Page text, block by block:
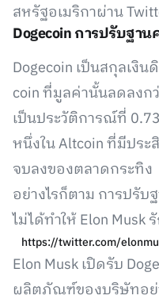
สหรัฐอเมริกาผ่าน
Dogecoin การปรับฐา
Dogecoin เป็นสกุลเงิ
coin ที่มูลค่านั้นลดลงก
เป็นประวัติการณ์ที่
หนึ่งใน Altcoin ที่มีปร
จบลงของตลาดกระทิง
อย่างไรก็ตาม การปรับ
ไม่ได้ทำให้ Elon Musk
https://twitter.com/
Elon Musk เปิดรับ
ผลิตภัณฑ์ของบริษัทอย่